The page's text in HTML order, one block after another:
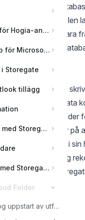
Inställningar för Hogia-användare
Storegate app för Microsoft Teams
Storegate
tillägg
Komma igång med Storegate
Datorbackup med Storegate Online Backup
Folder
Långsam eller trög uppstart av utforskaren?
av aktiva
skadas eftersom filen
av programvara
Uppladdning av
av hur OneNote
är det möjligt att data
Cloud Folder
filer. Detta beror på
ska laddas ner i sin
Av denna anledning
filer i